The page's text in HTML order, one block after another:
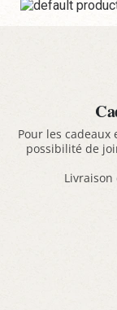
Pour les
possibilité de
Livraison